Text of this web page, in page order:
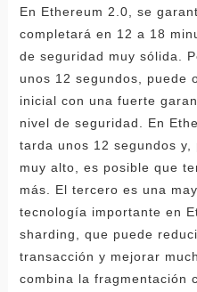
En Ethereum 2.0, se
completará en 12 a 18
de seguridad muy sólida.
unos 12 segundos, puede
inicial con una fuerte
nivel de seguridad. En
tarda unos 12 segundos
muy alto, es posible que
más. El tercero es una
tecnología importante en
sharding, que puede
transacción y mejorar
combina la fragmentación